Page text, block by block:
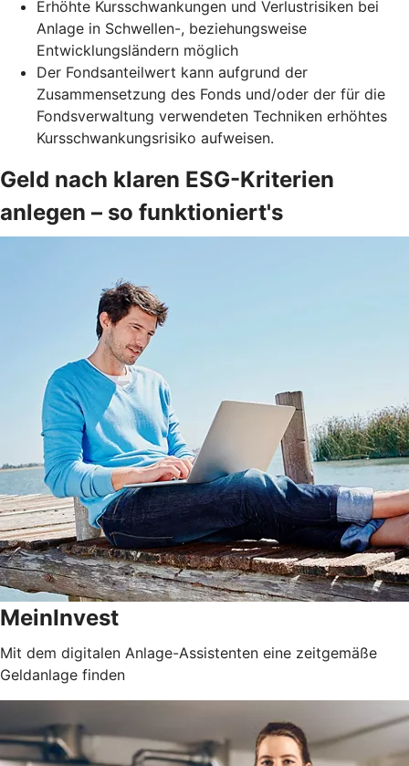
Erhöhte Kursschwankungen und Verlustrisiken bei
Anlage in Schwellen-, beziehungsweise
Entwicklungsländern möglich
Der Fondsanteilwert kann aufgrund der
Zusammensetzung des Fonds und/oder der für die
Fondsverwaltung verwendeten Techniken erhöhtes
Kursschwankungsrisiko aufweisen.
Geld nach klaren ESG-Kriterien
anlegen – so funktioniert's
MeinInvest
Mit dem digitalen Anlage-Assistenten eine zeitgemäße
Geldanlage finden